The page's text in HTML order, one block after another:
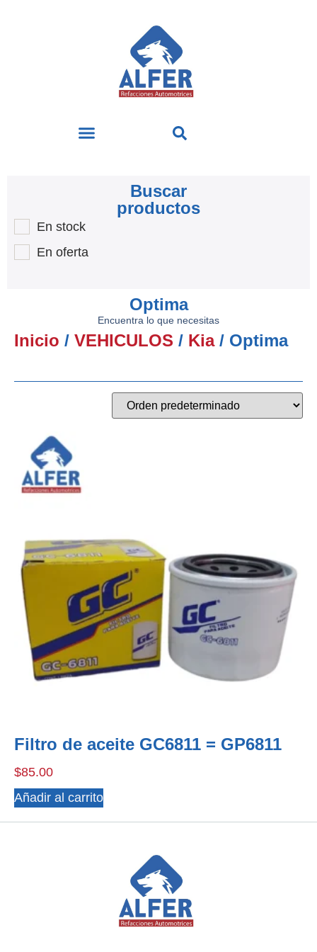
Buscar
productos
En stock
En oferta
Optima
Encuentra lo que necesitas
Inicio / VEHICULOS / Kia/ Optima
Filtro de aceite GC6811 = GP6811
$85.00
Añadir al carrito